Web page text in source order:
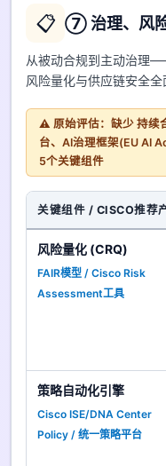
📋 ⑦ 治理、风
从被动合规到主动治理
风险量化与供应链安全全
⚠️ 原始评估：缺少 持续
台、AI治理框架(EU AI
5个关键组件
关键组件 / CISCO推荐
风险量化 (CRQ)
FAIR模型 / Cisco Risk
Assessment工具
策略自动化引擎
Cisco ISE/DNA Center
Policy / 统一策略平台